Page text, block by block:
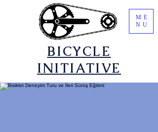
​BICYCLE
INITIATIVE
ME
NU